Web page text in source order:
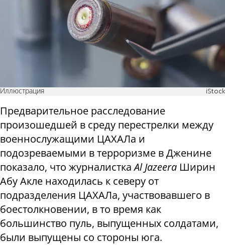
Иллюстрация iStock
Предварительное расследование
произошедшей в среду перестрелки между
военнослужащими ЦАХАЛа и
подозреваемыми в терроризме в Дженине
показало, что журналисткаAl Jazeera Ширин
Абу Акле находилась к северу от
подразделения ЦАХАЛа, участвовавшего в
боестолкновении, в то время как
большинство пуль, выпущенных солдатами,
были выпущены со стороны юга.